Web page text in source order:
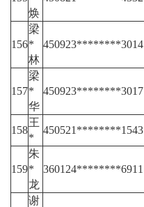
焕
156
梁
*
林
450923********3014
157
梁
*
华
450923********3017
158
王
*
450521********1543
159
朱
*
龙
360124********6911
谢